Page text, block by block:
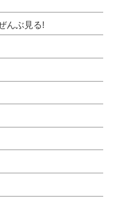
んぶ見る!